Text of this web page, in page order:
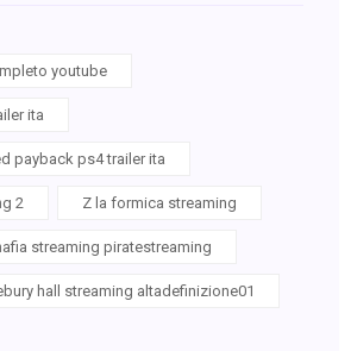
youtube
ita
payback ps4 trailer ita
2 Z la formica streaming
streaming piratestreaming
hall streaming altadefinizione01